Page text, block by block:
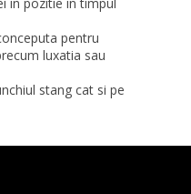
pentru
luxatia sau
stang cat si pe